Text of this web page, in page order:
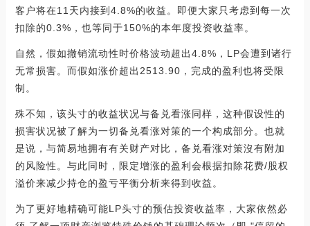
客户将在11天内接到4.8%的收益。即便大家只考虑到每一次
扣除的0.3%，也等同于150%的本年度投资收益率。
自然，假如撤销流动性时价格波动超出4.8%，LP会遭到诸行
无常损害。而假如涨价超出2513.90，完成的盈利也将受限
制。
殊不知，该头寸的收益状况与备兑看涨同样，这种假设性的
损害状况被了解为一切备兑看涨对策的一个构成部分。也就
是说，与简易地拥有有关财产对比，备兑看涨对策沒有附加
的风险性。与此同时，限定增涨的盈利会根据扣除花费/股权
溢价来减少持仓的盈亏平衡分析来得到收益。
为了更好地精确可能LP头寸的预估投资收益率，大家依然必